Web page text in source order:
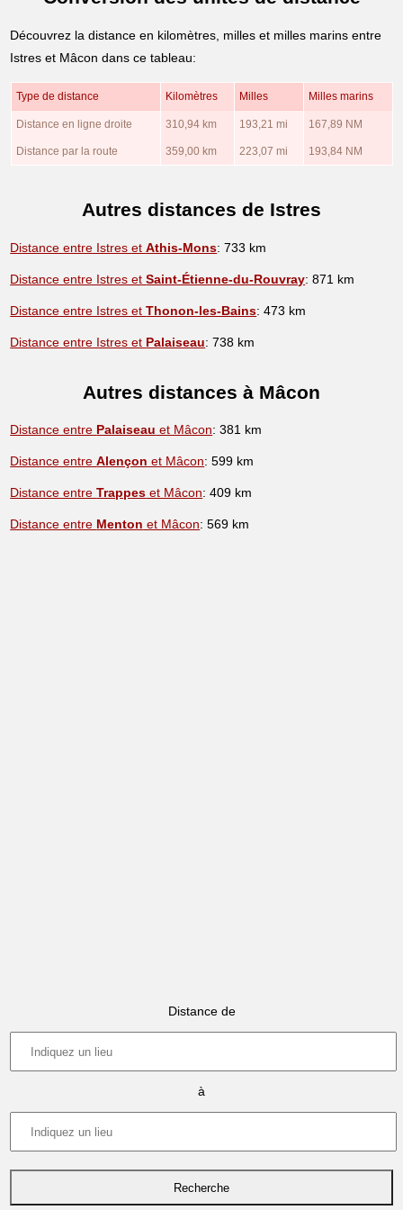
Découvrez la distance en kilomètres, milles et milles marins entre
Istres et Mâcon dans ce tableau:
Type de distance Kilomètres Milles Milles marins
Distance en ligne droite 310,94 km 193,21 mi 167,89 NM
Distance par la route 359,00 km 223,07 mi 193,84 NM
Autres distances de Istres
Distance entre Istres etAthis-Mons: 733 km
Distance entre Istres etSaint-Étienne-du-Rouvray: 871 km
Distance entre Istres etThonon-les-Bains: 473 km
Distance entre Istres et Palaiseau: 738 km
Autres distances à Mâcon
Distance entre Palaiseau et Mâcon: 381 km
Distance entreAlençon et Mâcon: 599 km
Distance entreTrappes et Mâcon: 409 km
Distance entre Menton et Mâcon: 569 km
Distance de
à